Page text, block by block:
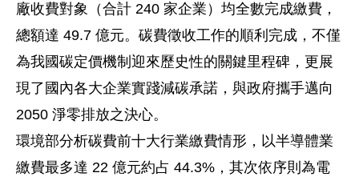
廠收費對象（合計 240 家企業）均全數完成繳費，
總額達 49.7 億元。碳費徵收工作的順利完成，不僅
為我國碳定價機制迎來歷史性的關鍵里程碑，更展
現了國內各大企業實踐減碳承諾，與政府攜手邁向
2050 淨零排放之決心。
環境部分析碳費前十大行業繳費情形，以半導體業
繳費最多達 22 億元約占 44.3%，其次依序則為電